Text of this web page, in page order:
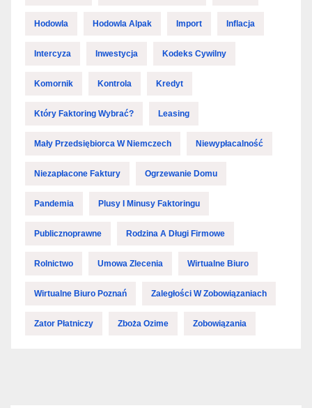
Hodowla Hodowla Alpak Import Inflacja
Intercyza Inwestycja Kodeks Cywilny
Komornik Kontrola Kredyt
Który Faktoring Wybrać? Leasing
Mały Przedsiębiorca W Niemczech Niewypłacalność
Niezapłacone Faktury Ogrzewanie Domu
Pandemia Plusy I Minusy Faktoringu
Publicznoprawne Rodzina A Długi Firmowe
Rolnictwo Umowa Zlecenia Wirtualne Biuro
Wirtualne Biuro Poznań Zaległości W Zobowiązaniach
Zator Płatniczy Zboża Ozime Zobowiązania